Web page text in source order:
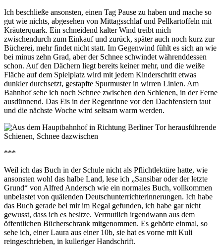
Ich beschließe ansonsten, einen Tag Pause zu haben und mache so
gut wie nichts, abgesehen von Mittagsschlaf und Pellkartoffeln mit
Kräuterquark. Ein schneidend kalter Wind treibt mich
zwischendurch zum Einkauf und zurück, später auch noch kurz zur
Bücherei, mehr findet nicht statt. Im Gegenwind fühlt es sich an wie
bei minus zehn Grad, aber der Schnee schwindet währenddessen
schon. Auf den Dächern liegt bereits keiner mehr, und die weiße
Fläche auf dem Spielplatz wird mit jedem Kinderschritt etwas
dunkler durchsetzt, gestapfte Spurmuster in wirren Linien. Am
Bahnhof sehe ich noch Schnee zwischen den Schienen, in der Ferne
ausdünnend. Das Eis in der Regenrinne vor den Dachfenstern taut
und die nächste Woche wird seltsam warm werden.
***
Weil ich das Buch in der Schule nicht als Pflichtlektüre hatte, wie
ansonsten wohl das halbe Land, lese ich „Sansibar oder der letzte
Grund“ von Alfred Andersch wie ein normales Buch, vollkommen
unbelastet von quälenden Deutschunterrichterinnerungen. Ich habe
das Buch gerade bei mir im Regal gefunden, ich habe gar nicht
gewusst, dass ich es besitze. Vermutlich irgendwann aus dem
öffentlichen Bücherschrank mitgenommen. Es gehörte einmal, so
sehe ich, einer Laura aus einer 10b, sie hat es vorne mit Kuli
reingeschrieben, in kulleriger Handschrift.